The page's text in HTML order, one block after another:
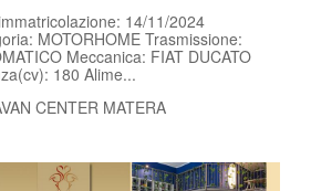
14/11/2024
MOTORHOME Trasmissione:
Meccanica: FIAT DUCATO
180 Alime...
CENTER MATERA